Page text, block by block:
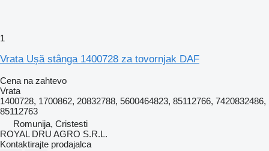
1
Vrata Ușă stânga 1400728 za tovornjak DAF
Cena na zahtevo
Vrata
1400728, 1700862, 20832788, 5600464823, 85112766, 7420832486,
85112763
Romunija, Cristesti
ROYAL DRU AGRO S.R.L.
Kontaktirajte prodajalca